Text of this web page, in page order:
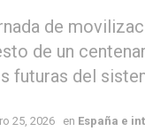
de
de un
futuras del
25, 2026 en España e